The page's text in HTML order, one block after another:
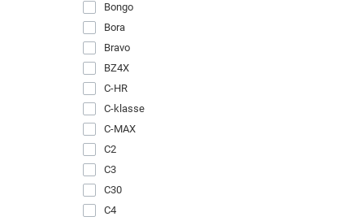
Bongo
Bora
Bravo
BZ4X
C-HR
C-klasse
C-MAX
C2
C3
C30
C4